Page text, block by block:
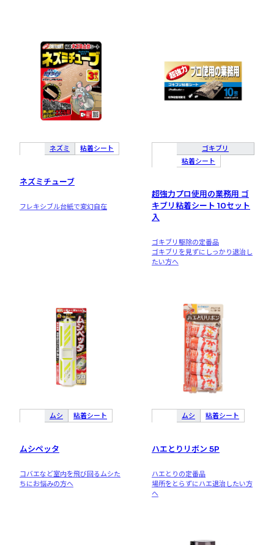
ネズミ 粘着シート
ネズミチューブ
フレキシブル台紙で変幻自在
ゴキブリ
粘着シート
超強力プロ使用の業務用 ゴ
キブリ粘着シート 10セット
入
ゴキブリ駆除の定番品
ゴキブリを見ずにしっかり退治し
たい方へ
ムシ 粘着シート
ムシペッタ
コバエなど室内を飛び回るムシた
ちにお悩みの方へ
ムシ 粘着シート
ハエとりリボン 5P
ハエとりの定番品
場所をとらずにハエ退治したい方
へ